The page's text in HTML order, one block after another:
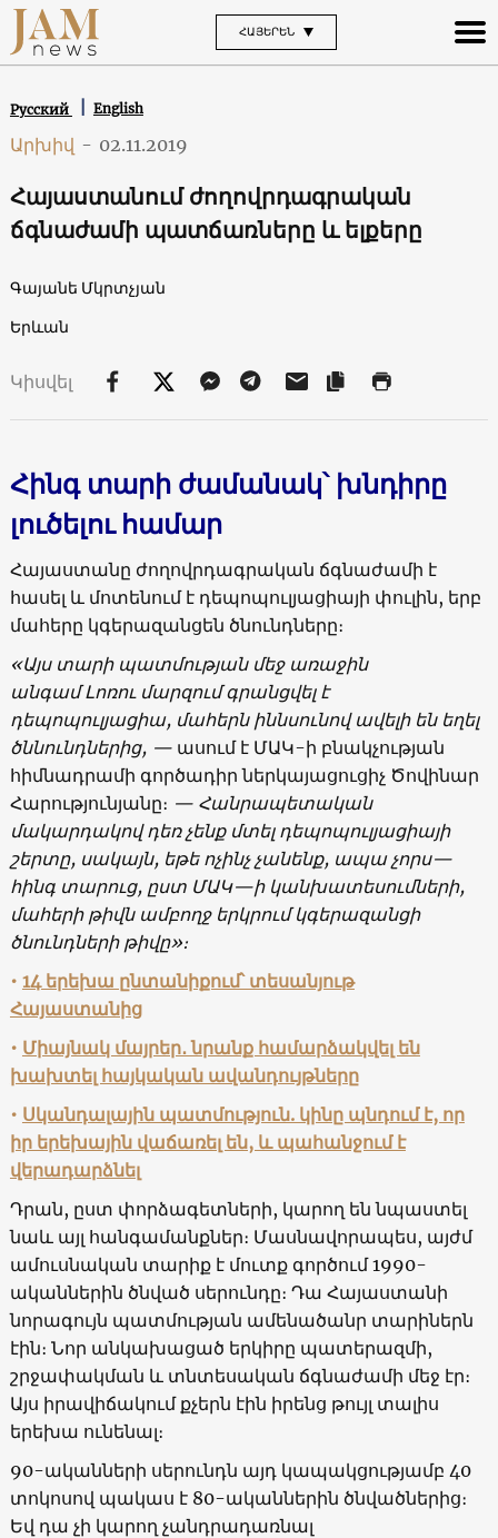
ՀԱՅԵՐԵՆ
Русский English
Արխիվ - 02.11.2019
Հայաստանում ժողովրդագրական
ճգնաժամի պատճառները և ելքերը
Գայանե Մկրտչյան
Երևան
Կիսվել
Հինգ տարի ժամանակ՝խնդիրը
լուծելու համար
Հայաստանը ժողովրդագրական ճգնաժամի է
հասել և մոտենում է դեպոպուլյացիայի փուլին, երբ
մահերը կգերազանցեն ծնունդները։
«Այս տարի պատմության մեջ առաջին
անգամ Լոռու մարզում գրանցվել է
դեպոպուլյացիա, մահերն իննսունով ավելի են եղել
ծննունդներից,— ասում է ՄԱԿ-ի բնակչության
հիմնադրամի գործադիր ներկայացուցիչ Ծովինար
Հարությունյանը։ — Հանրապետական
մակարդակով դեռ չենք մտել դեպոպուլյացիայի
շերտը, սակայն, եթե ոչինչ չանենք, ապա չորս—
հինգ տարուց, ըստ ՄԱԿ—ի կանխատեսումների,
մահերի թիվն ամբողջ երկրում կգերազանցի
ծնունդների թիվը»։
• 14 երեխա ընտանիքում՝ տեսանյութ
Հայաստանից
• Միայնակ մայրեր․ նրանք համարձակվել են
խախտել հայկական ավանդույթները
• Սկանդալային պատմություն. կինը պնդում է, որ
իր երեխային վաճառել են, և պահանջում է
վերադարձնել
Դրան, ըստ փորձագետների, կարող են նպաստել
նաև այլ հանգամանքներ։ Մասնավորապես, այժմ
ամուսնական տարիք է մուտք գործում 1990-
ականներին ծնված սերունդը։ Դա Հայաստանի
նորագույն պատմության ամենածանր տարիներն
էին։ Նոր անկախացած երկիրը պատերազմի,
շրջափակման և տնտեսական ճգնաժամի մեջ էր։
Այս իրավիճակում քչերն էին իրենց թույլ տալիս
երեխա ունենալ։
90-ականների սերունդն այդ կապակցությամբ 40
տոկոսով պակաս է 80-ականներին ծնվածներից։
Եվ դա չի կարող չանդրադառնալ